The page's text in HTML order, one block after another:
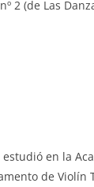
2 (de Las
en la
de